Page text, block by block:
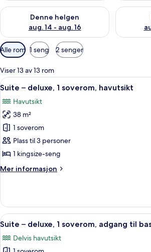
Denne helgen
aug. 14 - aug. 16
Sjekk tilgjengelighet for denne helgen,
Sjekk
Tilgjengelige
filtre
for
rom
Alle rom 1 seng 2 senger
Viser 13 av 13 rom
Åpne
alle
bildene
av
Suite
–
deluxe,
soverom,
Suite –
9
Suite – deluxe, 1 soverom, havutsikt
Havutsikt
38 m²
1 soverom
Plass til 3 personer
1 kingsize-seng
Mer informasjon
Mer
–
deluxe,
1
havutsikt
Åpne
alle
bildene
Suite –
8
Suite – deluxe, 1 soverom, adgang til
Delvis havutsikt